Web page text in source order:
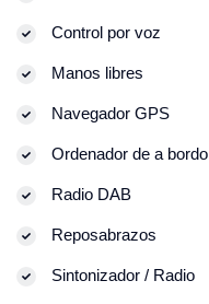
Control por voz
Manos libres
Navegador GPS
Ordenador de a bordo
Radio DAB
Reposabrazos
Sintonizador / Radio